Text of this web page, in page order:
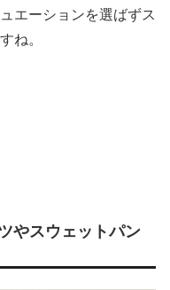
エーションを選ばずス
ね。
やスウェットパン